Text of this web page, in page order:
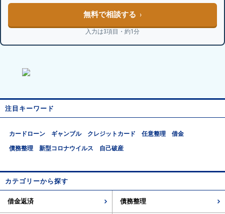
無料で相談する
入力は3項目・約1分
注目キーワード
カードローン ギャンブル クレジットカード 任意整理 借金
債務整理 新型コロナウイルス 自己破産
カテゴリーから探す
借金返済 債務整理